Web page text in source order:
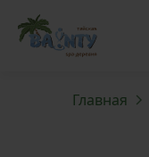
Главная